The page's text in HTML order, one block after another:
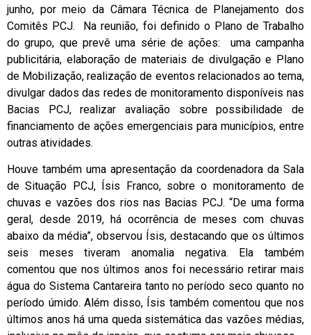
junho, por meio da Câmara Técnica de Planejamento dos
Comitês PCJ. Na reunião, foi definido o Plano de Trabalho
do grupo, que prevê uma série de ações: uma campanha
publicitária, elaboração de materiais de divulgação e Plano
de Mobilização, realização de eventos relacionados ao tema,
divulgar dados das redes de monitoramento disponíveis nas
Bacias PCJ, realizar avaliação sobre possibilidade de
financiamento de ações emergenciais para municípios, entre
outras atividades.
Houve também uma apresentação da coordenadora da Sala
de Situação PCJ, Ísis Franco, sobre o monitoramento de
chuvas e vazões dos rios nas Bacias PCJ. “De uma forma
geral, desde 2019, há ocorrência de meses com chuvas
abaixo da média”, observou Ísis, destacando que os últimos
seis meses tiveram anomalia negativa. Ela também
comentou que nos últimos anos foi necessário retirar mais
água do Sistema Cantareira tanto no período seco quanto no
período úmido. Além disso, Ísis também comentou que nos
últimos anos há uma queda sistemática das vazões médias,